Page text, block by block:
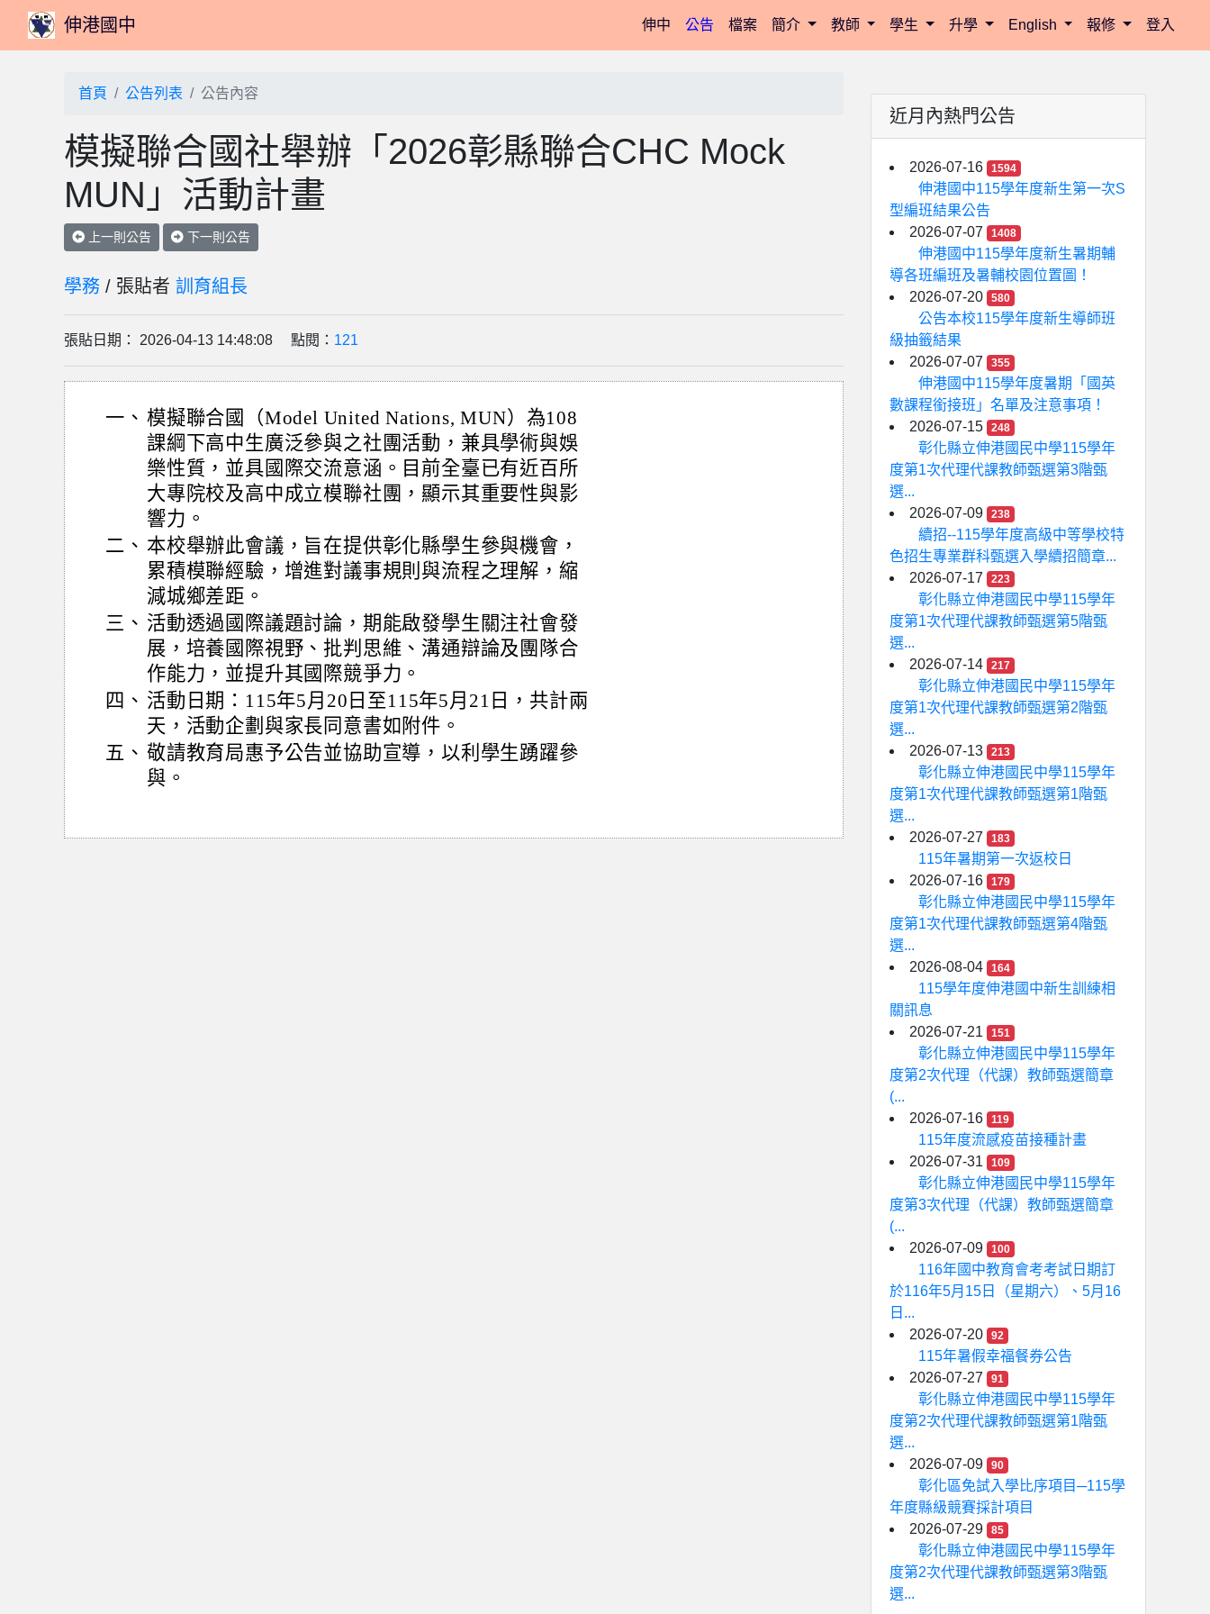
伸港國中 伸中(current)
公告 檔案 簡介 教師 學生 升學 English 報修 登入
首頁 公告列表 公告內容
模擬聯合國社舉辦「2026彰縣聯合CHC Mock
MUN」活動計畫
上一則公告 下一則公告
學務 / 張貼者 訓育組長
張貼日期： 2026-04-13 14:48:08 點閱： 121
一、 模擬聯合國（Model United Nations, MUN）為108
課綱下高中生廣泛參與之社團活動，兼具學術與娛
樂性質，並具國際交流意涵。目前全臺已有近百所
大專院校及高中成立模聯社團，顯示其重要性與影
響力。
二、 本校舉辦此會議，旨在提供彰化縣學生參與機會，
累積模聯經驗，增進對議事規則與流程之理解，縮
減城鄉差距。
三、 活動透過國際議題討論，期能啟發學生關注社會發
展，培養國際視野、批判思維、溝通辯論及團隊合
作能力，並提升其國際競爭力。
四、 活動日期：115年5月20日至115年5月21日，共計兩
天，活動企劃與家長同意書如附件。
五、 敬請教育局惠予公告並協助宣導，以利學生踴躍參
與。
近月內熱門公告
2026-07-16 1594
伸港國中115學年度新生第一次S
型編班結果公告
2026-07-07
1408
伸港國中115學年度新生暑期輔
導各班編班及暑輔校園位置圖！
2026-07-20
580
公告本校115學年度新生導師班
級抽籤結果
2026-07-07
355
伸港國中115學年度暑期「國英
數課程銜接班」名單及注意事項！
2026-07-15
248
彰化縣立伸港國民中學115學年
度第1次代理代課教師甄選第3階甄
選...
2026-07-09
238
續招--115學年度高級中等學校特
色招生專業群科甄選入學續招簡章...
2026-07-17
223
彰化縣立伸港國民中學115學年
度第1次代理代課教師甄選第5階甄
選...
2026-07-14
217
彰化縣立伸港國民中學115學年
度第1次代理代課教師甄選第2階甄
選...
2026-07-13
213
彰化縣立伸港國民中學115學年
度第1次代理代課教師甄選第1階甄
選...
2026-07-27
183
115年暑期第一次返校日
2026-07-16
179
彰化縣立伸港國民中學115學年
度第1次代理代課教師甄選第4階甄
選...
2026-08-04
164
115學年度伸港國中新生訓練相
關訊息
2026-07-21
151
彰化縣立伸港國民中學115學年
度第2次代理（代課）教師甄選簡章
(...
2026-07-16
119
115年度流感疫苗接種計畫
2026-07-31
109
彰化縣立伸港國民中學115學年
度第3次代理（代課）教師甄選簡章
(...
2026-07-09
100
116年國中教育會考考試日期訂
於116年5月15日（星期六）、5月16
日...
2026-07-20
92
115年暑假幸福餐券公告
2026-07-27
91
彰化縣立伸港國民中學115學年
度第2次代理代課教師甄選第1階甄
選...
2026-07-09
90
彰化區免試入學比序項目─115學
年度縣級競賽採計項目
2026-07-29
85
彰化縣立伸港國民中學115學年
度第2次代理代課教師甄選第3階甄
選...